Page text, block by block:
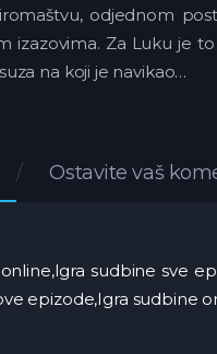
odjednom
izazovima. Za Luku je
na koji je navikao…
Ostavite vaš
sudbine sve
epizode,Igra sudbine